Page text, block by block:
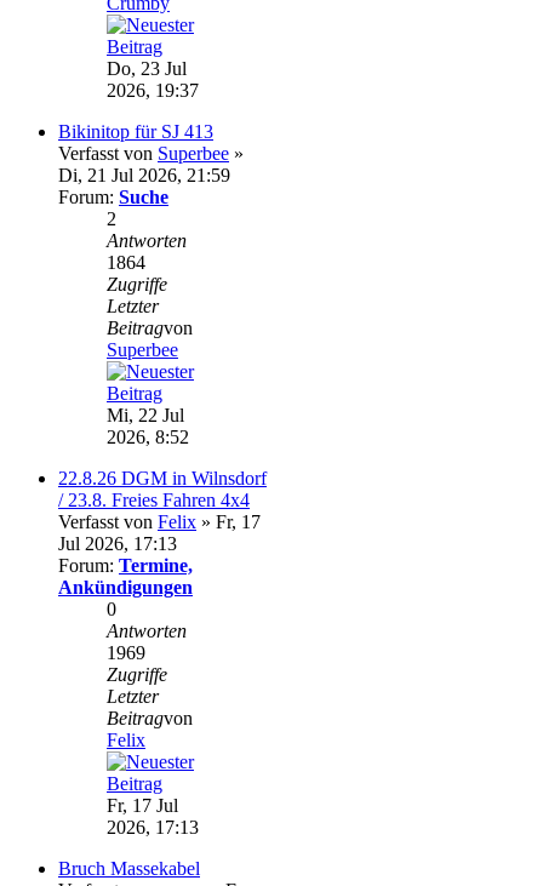
Do, 23 Jul
2026, 19:37
Bikinitop für SJ 413
Verfasst von Superbee »
Di, 21 Jul 2026, 21:59
Forum: Suche
2
Antworten
1864
Zugriffe
Letzter
Beitragvon
Superbee
Mi, 22 Jul
2026, 8:52
22.8.26 DGM in Wilnsdorf
/ 23.8. Freies Fahren 4x4
Verfasst von Felix » Fr, 17
Jul 2026, 17:13
Forum: Termine,
Ankündigungen
0
Antworten
1969
Zugriffe
Letzter
Beitragvon
Felix
Fr, 17 Jul
2026, 17:13
Bruch Massekabel